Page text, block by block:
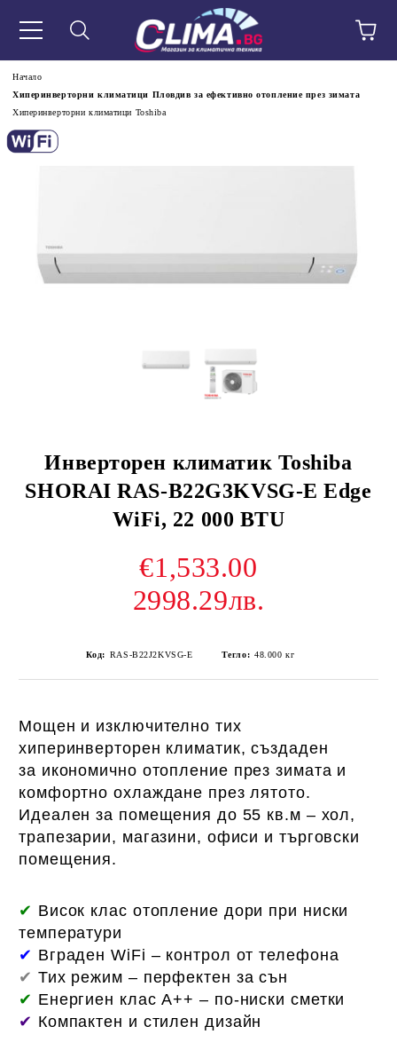
Начало
Хиперинверторни климатици Пловдив за ефективно отопление през зимата
Хиперинверторни климатици Toshiba
Инверторен климатик Toshiba
SHORAI RAS-B22G3KVSG-E Edge
WiFi, 22 000 BTU
€1,533.00
2998.29лв.
Код: RAS-B22J2KVSG-E Тегло: 48.000 кг
Мощен и изключително тих
хиперинверторен климатик, създаден
за икономично отопление през зимата и
комфортно охлаждане през лятото.
Идеален за помещения до 55 кв.м – хол,
трапезарии, магазини, офиси и търговски
помещения.
✔ Висок клас отопление дори при ниски
температури
✔ Вграден WiFi – контрол от телефона
✔ Тих режим – перфектен за сън
✔ Енергиен клас A++ – по-ниски сметки
✔ Компактен и стилен дизайн